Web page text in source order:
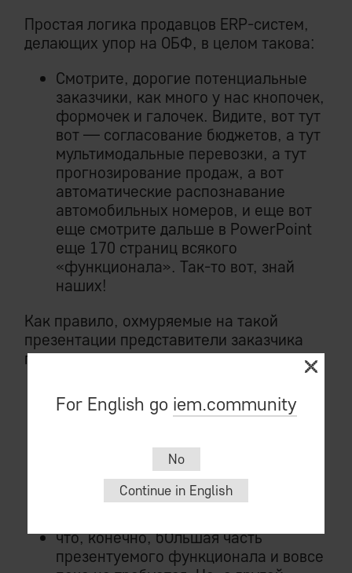
Простая логика продавцов ERP-систем,
делающих упор на ОБФ, в целом такова:
Смотрите, дорогие потенциальные
заказчики, как много у нас кнопочек,
формочек и галочек. Видите, вот тут
вот — согласование бюджетов, а тут
мультимодальные перевозки, а тут
прогнозирование продаж, а вот
автоматические распознавание
автомобильных номеров, и еще вот
еще смотрите дальше в PowerPoint
еще 170 страниц всякого
«функционала». Так-то вот, знай
наших!
Как правило, охмуряемые на такой
презентации представители заказчика
приходят к выводу, что:
в предлагаемом решении есть
вообще все, что когда-либо было
области автоматизации бизнес-
процессов. Что, в общем, недалеко
от истины. Одним махом, типа, все
сразу и автоматизируем.
что, конечно, бОльшая часть
презентуемого функционала и вовсе
For English go iem.community
No
Continue in English